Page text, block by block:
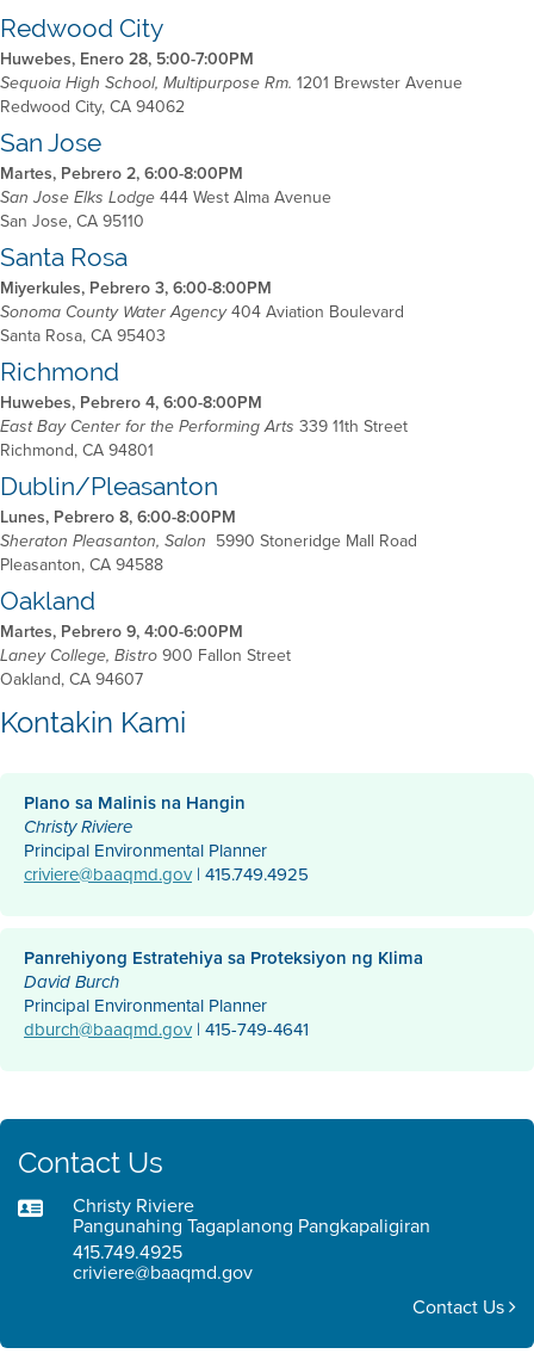
Redwood City
Huwebes, Enero 28, 5:00-7:00PM
Sequoia High School, Multipurpose Rm. 1201 Brewster Avenue
Redwood City, CA 94062
San Jose
Martes, Pebrero 2, 6:00-8:00PM
San Jose Elks Lodge 444 West Alma Avenue
San Jose, CA 95110
Santa Rosa
Miyerkules, Pebrero 3, 6:00-8:00PM
Sonoma County Water Agency404 Aviation Boulevard
Santa Rosa, CA 95403
Richmond
Huwebes, Pebrero 4, 6:00-8:00PM
East Bay Center for the Performing Arts 339 11th Street
Richmond, CA 94801
Dublin/Pleasanton
Lunes, Pebrero 8, 6:00-8:00PM
Sheraton Pleasanton, Salon
5990 Stoneridge Mall Road
Pleasanton, CA 94588
Oakland
Martes, Pebrero 9, 4:00-6:00PM
Laney College, Bistro 900 Fallon Street
Oakland, CA 94607
Kontakin Kami
Plano sa Malinis na Hangin
Christy Riviere
Principal Environmental Planner
criviere@baaqmd.gov| 415.749.4925
Panrehiyong Estratehiya sa Proteksiyon ng Klima
David Burch
Principal Environmental Planner
dburch@baaqmd.gov| 415-749-4641
Contact Us
Christy Riviere
Pangunahing Tagaplanong Pangkapaligiran
415.749.4925
criviere@baaqmd.gov
Contact Us